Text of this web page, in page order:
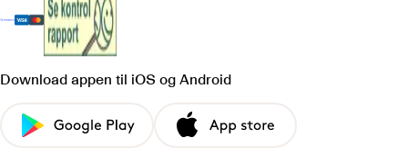
Download appen til iOS og Android